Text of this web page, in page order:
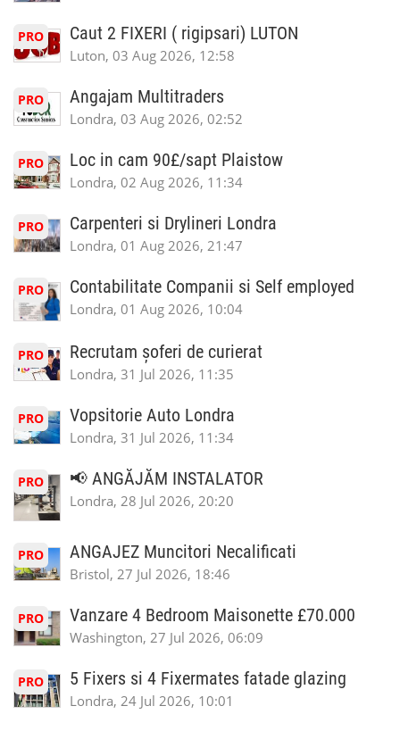
PRO Caut 2 FIXERI ( rigipsari) LUTON
Luton, 03 Aug 2026, 12:58
PRO Angajam Multitraders
Londra, 03 Aug 2026, 02:52
PRO Loc in cam 90£/sapt Plaistow
Londra, 02 Aug 2026, 11:34
PRO Carpenteri si Drylineri Londra
Londra, 01 Aug 2026, 21:47
PRO Contabilitate Companii si Self employed
Londra, 01 Aug 2026, 10:04
PRO Recrutam șoferi de curierat
Londra, 31 Jul 2026, 11:35
PRO Vopsitorie Auto Londra
Londra, 31 Jul 2026, 11:34
PRO 📢 ANGĂJĂM INSTALATOR
Londra, 28 Jul 2026, 20:20
PRO ANGAJEZ Muncitori Necalificati
Bristol, 27 Jul 2026, 18:46
PRO Vanzare 4 Bedroom Maisonette £70.000
Washington, 27 Jul 2026, 06:09
PRO 5 Fixers si 4 Fixermates fatade glazing
Londra, 24 Jul 2026, 10:01